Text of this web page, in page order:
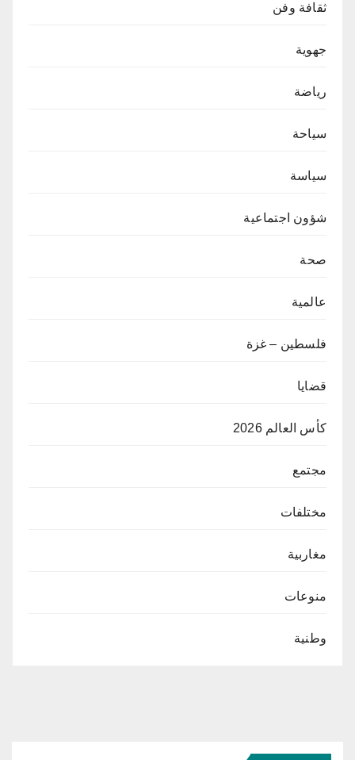
ثقافة وفن
جهوية
رياضة
سياحة
سياسة
شؤون اجتماعية
صحة
عالمية
فلسطين – غزة
قضايا
كأس العالم 2026
مجتمع
مختلفات
مغاربية
منوعات
وطنية